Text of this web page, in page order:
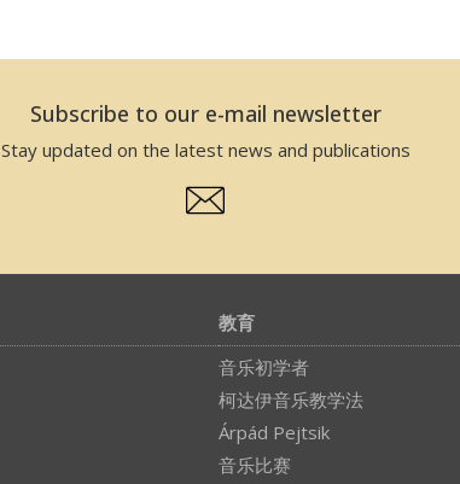
Subscribe to our e-mail newsletter
Stay updated on the latest news and publications
教育
音乐初学者
柯达伊音乐教学法
Árpád Pejtsik
音乐比赛